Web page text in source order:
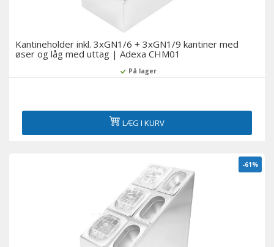
Kantineholder inkl. 3xGN1/6 + 3xGN1/9 kantiner med
øser og låg med uttag | Adexa CHM01
På lager
LÆG I KURV
-61%